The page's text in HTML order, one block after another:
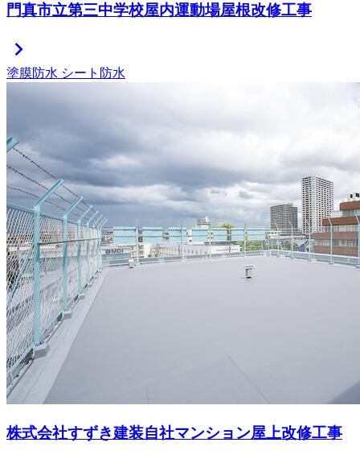
門真市立第三中学校屋内運動場屋根改修工事
chevron_right
塗膜防水 シート防水
株式会社すずき建装自社マンション屋上改修工事